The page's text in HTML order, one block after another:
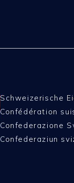
Schweizerische
Confédération
Confederazione
Confederaziun